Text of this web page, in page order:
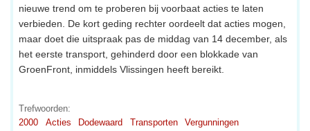
nieuwe trend om te proberen bij voorbaat acties te laten
verbieden. De kort geding rechter oordeelt dat acties mogen,
maar doet die uitspraak pas de middag van 14 december, als
het eerste transport, gehinderd door een blokkade van
GroenFront, inmiddels Vlissingen heeft bereikt.
Trefwoorden:
2000
Acties Dodewaard Transporten Vergunningen